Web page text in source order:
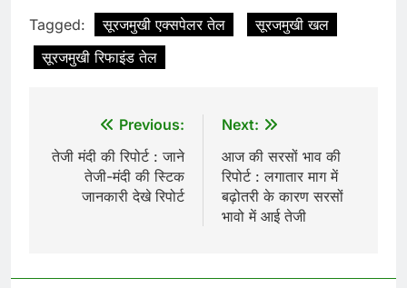
Tagged: सूरजमुखी एक्सपेलर तेल
सूरजमुखी खल
सूरजमुखी रिफाइंड तेल
navigation
Previous:
तेजी मंदी की रिपोर्ट : जाने
तेजी-मंदी की स्टिक
जानकारी देखे रिपोर्ट
Next:
आज की सरसों भाव की
रिपोर्ट : लगातार माग में
बढ़ोतरी के कारण सरसों
भावो में आई तेजी